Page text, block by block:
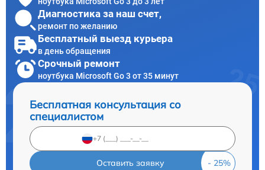
Диагностика за наш счет,
ремонт по желанию
Бесплатный выезд курьера
в день обращения
Срочный ремонт
ноутбука Microsoft Go 3 от 35 минут
Бесплатная консультация со
специалистом
Оставить заявку